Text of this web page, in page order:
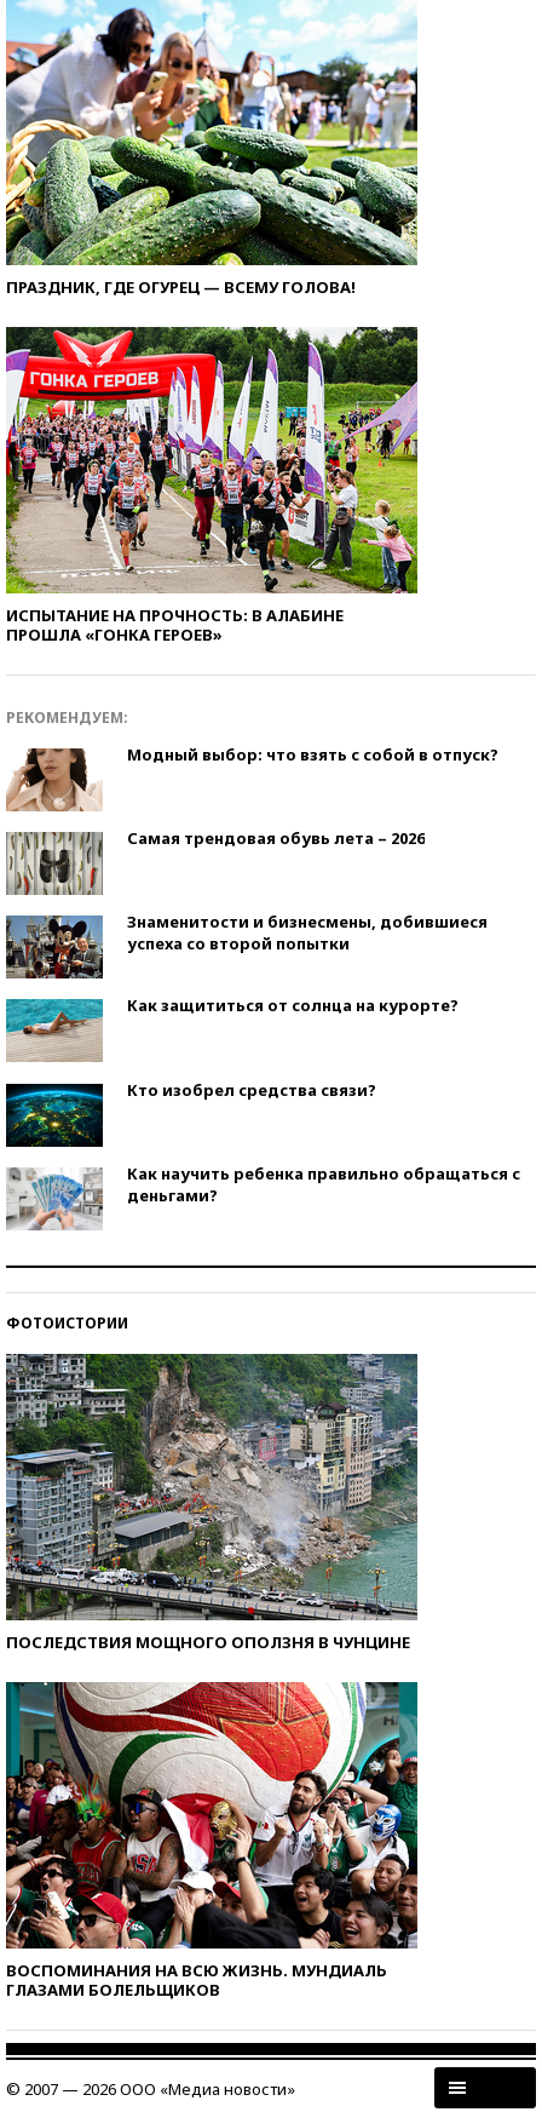
ПРАЗДНИК, ГДЕ ОГУРЕЦ — ВСЕМУ ГОЛОВА!
ИСПЫТАНИЕ НА ПРОЧНОСТЬ: В АЛАБИНЕ
ПРОШЛА «ГОНКА ГЕРОЕВ»
РЕКОМЕНДУЕМ:
Модный выбор: что взять с собой в отпуск?
Самая трендовая обувь лета – 2026
Знаменитости и бизнесмены, добившиеся
успеха со второй попытки
Как защититься от солнца на курорте?
Кто изобрел средства связи?
Как научить ребенка правильно обращаться с
деньгами?
ФОТОИСТОРИИ
ПОСЛЕДСТВИЯ МОЩНОГО ОПОЛЗНЯ В ЧУНЦИНЕ
ВОСПОМИНАНИЯ НА ВСЮ ЖИЗНЬ. МУНДИАЛЬ
ГЛАЗАМИ БОЛЕЛЬЩИКОВ
© 2007 — 2026 ООО «Медиа новости»